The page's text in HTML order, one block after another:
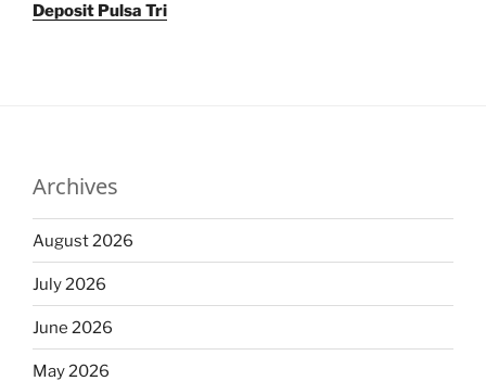
Deposit Pulsa Tri
Archives
August 2026
July 2026
June 2026
May 2026